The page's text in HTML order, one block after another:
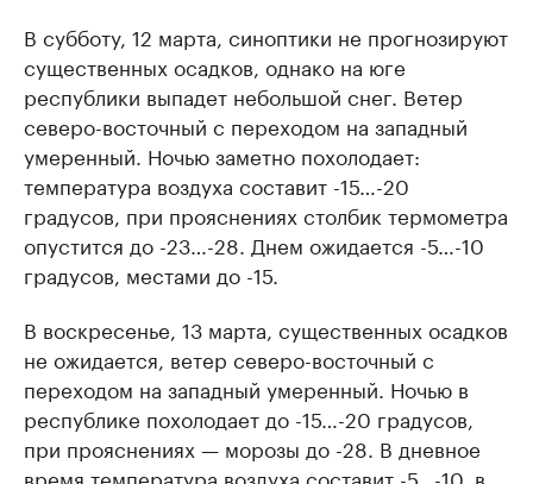
В субботу, 12 марта, синоптики не прогнозируют
существенных осадков, однако на юге
республики выпадет небольшой снег. Ветер
северо-восточный с переходом на западный
умеренный. Ночью заметно похолодает:
температура воздуха составит -15…-20
градусов, при прояснениях столбик термометра
опустится до -23…-28. Днем ожидается -5…-10
градусов, местами до -15.
В воскресенье, 13 марта, существенных осадков
не ожидается, ветер северо-восточный с
переходом на западный умеренный. Ночью в
республике похолодает до -15…-20 градусов,
при прояснениях — морозы до -28. В дневное
время температура воздуха составит -5…-10, в